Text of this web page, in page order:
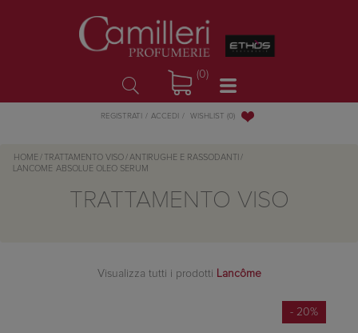
(0)
REGISTRATI ACCEDI WISHLIST (0)
HOME / TRATTAMENTO VISO / ANTIRUGHE E RASSODANTI /
LANCOME ABSOLUE OLEO SERUM
TRATTAMENTO VISO
Visualizza tutti i prodotti Lancôme
- 20%